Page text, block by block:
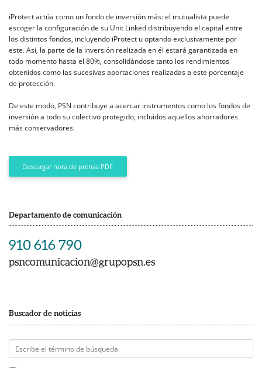
iProtect actúa como un fondo de inversión más: el mutualista puede
escoger la configuración de su Unit Linked distribuyendo el capital entre
los distintos fondos, incluyendo iProtect u optando exclusivamente por
este. Así, la parte de la inversión realizada en él estará garantizada en
todo momento hasta el 80%, consolidándose tanto los rendimientos
obtenidos como las sucesivas aportaciones realizadas a este porcentaje
de protección.
De este modo, PSN contribuye a acercar instrumentos como los fondos de
inversión a todo su colectivo protegido, incluidos aquellos ahorradores
más conservadores.
Descargar nota de prensa PDF
Departamento de comunicación
910 616 790
psncomunicacion@grupopsn.es
Buscador de noticias